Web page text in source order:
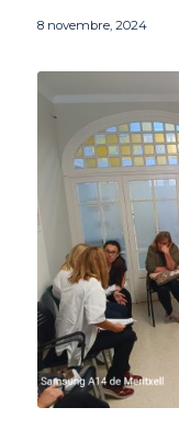
8 novembre, 2024